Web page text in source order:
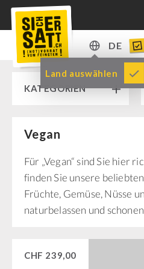
DE
DE
EN
Land auswählen
KATEGORIEN
RAMPENVERKAUF % % %
SICHERSATT PREMIUM
Notvorrat-Pakete
Fertiggerichte
Vegan
Für „Vegan“ sind Sie hier
finden Sie unsere
Früchte, Gemüse, Nüsse
naturbelassen und
CHF 239,00